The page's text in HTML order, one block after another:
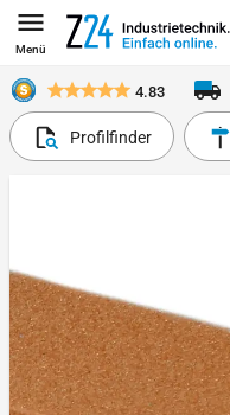
Menü
4.83
Profilfinder